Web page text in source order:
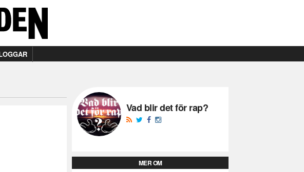
Vad blir det för rap?
MER OM